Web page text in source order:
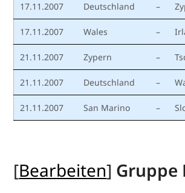
17.11.2007 Deutschland –
17.11.2007 Wales –
21.11.2007 Zypern –
21.11.2007 Deutschland –
21.11.2007 San Marino –
[Bearbeiten] Gruppe